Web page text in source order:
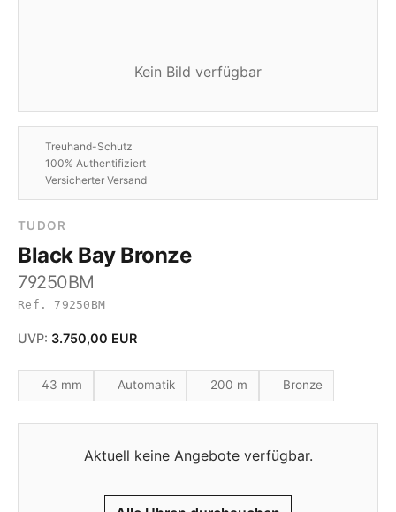
Kein Bild verfügbar
Treuhand-Schutz
100% Authentifiziert
Versicherter Versand
TUDOR
Black Bay Bronze
79250BM
Ref. 79250BM
UVP: 3.750,00 EUR
43 mm Automatik 200 m Bronze
Aktuell keine Angebote verfügbar.